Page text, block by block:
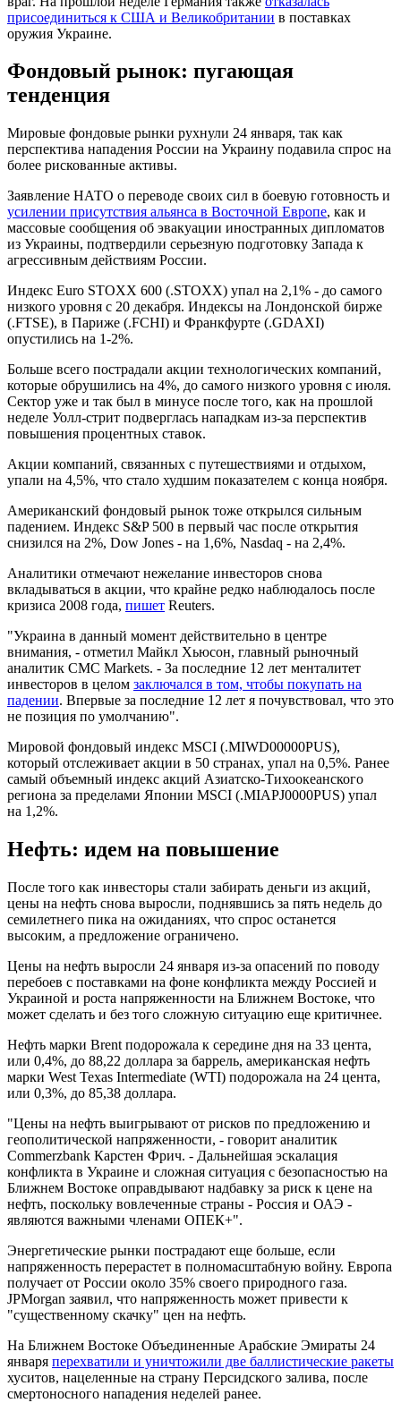
присоединиться к США и Великобритании в поставках
оружия Украине.
Фондовый рынок: пугающая
тенденция
Мировые фондовые рынки рухнули 24 января, так как
перспектива нападения России на Украину подавила спрос на
более рискованные активы.
Заявление НАТО о переводе своих сил в боевую готовность и
усилении присутствия альянса в Восточной Европе, как и
массовые сообщения об эвакуации иностранных дипломатов
из Украины, подтвердили серьезную подготовку Запада к
агрессивным действиям России.
Индекс Euro STOXX 600 (.STOXX) упал на 2,1% - до самого
низкого уровня с 20 декабря. Индексы на Лондонской бирже
(.FTSE), в Париже (.FCHI) и Франкфурте (.GDAXI)
опустились на 1-2%.
Больше всего пострадали акции технологических компаний,
которые обрушились на 4%, до самого низкого уровня с июля.
Сектор уже и так был в минусе после того, как на прошлой
неделе Уолл-стрит подверглась нападкам из-за перспектив
повышения процентных ставок.
Акции компаний, связанных с путешествиями и отдыхом,
упали на 4,5%, что стало худшим показателем с конца ноября.
Американский фондовый рынок тоже открылся сильным
падением. Индекс S&P 500 в первый час после открытия
снизился на 2%, Dow Jones - на 1,6%, Nasdaq - на 2,4%.
Аналитики отмечают нежелание инвесторов снова
вкладываться в акции, что крайне редко наблюдалось после
кризиса 2008 года, пишет Reuters.
"Украина в данный момент действительно в центре
внимания, - отметил Майкл Хьюсон, главный рыночный
аналитик CMC Markets. - За последние 12 лет менталитет
инвесторов в целом заключался в том, чтобы покупать на
падении. Впервые за последние 12 лет я почувствовал, что это
не позиция по умолчанию".
Мировой фондовый индекс MSCI (.MIWD00000PUS),
который отслеживает акции в 50 странах, упал на 0,5%. Ранее
самый объемный индекс акций Азиатско-Тихоокеанского
региона за пределами Японии MSCI (.MIAPJ0000PUS) упал
на 1,2%.
Нефть: идем на повышение
После того как инвесторы стали забирать деньги из акций,
цены на нефть снова выросли, поднявшись за пять недель до
семилетнего пика на ожиданиях, что спрос останется
высоким, а предложение ограничено.
Цены на нефть выросли 24 января из-за опасений по поводу
перебоев с поставками на фоне конфликта между Россией и
Украиной и роста напряженности на Ближнем Востоке, что
может сделать и без того сложную ситуацию еще критичнее.
Нефть марки Brent подорожала к середине дня на 33 цента,
или 0,4%, до 88,22 доллара за баррель, американская нефть
марки West Texas Intermediate (WTI) подорожала на 24 цента,
или 0,3%, до 85,38 доллара.
"Цены на нефть выигрывают от рисков по предложению и
геополитической напряженности, - говорит аналитик
Commerzbank Карстен Фрич. - Дальнейшая эскалация
конфликта в Украине и сложная ситуация с безопасностью на
Ближнем Востоке оправдывают надбавку за риск к цене на
нефть, поскольку вовлеченные страны - Россия и ОАЭ -
являются важными членами ОПЕК+".
Энергетические рынки пострадают еще больше, если
напряженность перерастет в полномасштабную войну. Европа
получает от России около 35% своего природного газа.
JPMorgan заявил, что напряженность может привести к
"существенному скачку" цен на нефть.
На Ближнем Востоке Объединенные Арабские Эмираты 24
января перехватили и уничтожили две баллистические ракеты
хуситов, нацеленные на страну Персидского залива, после
смертоносного нападения неделей ранее.